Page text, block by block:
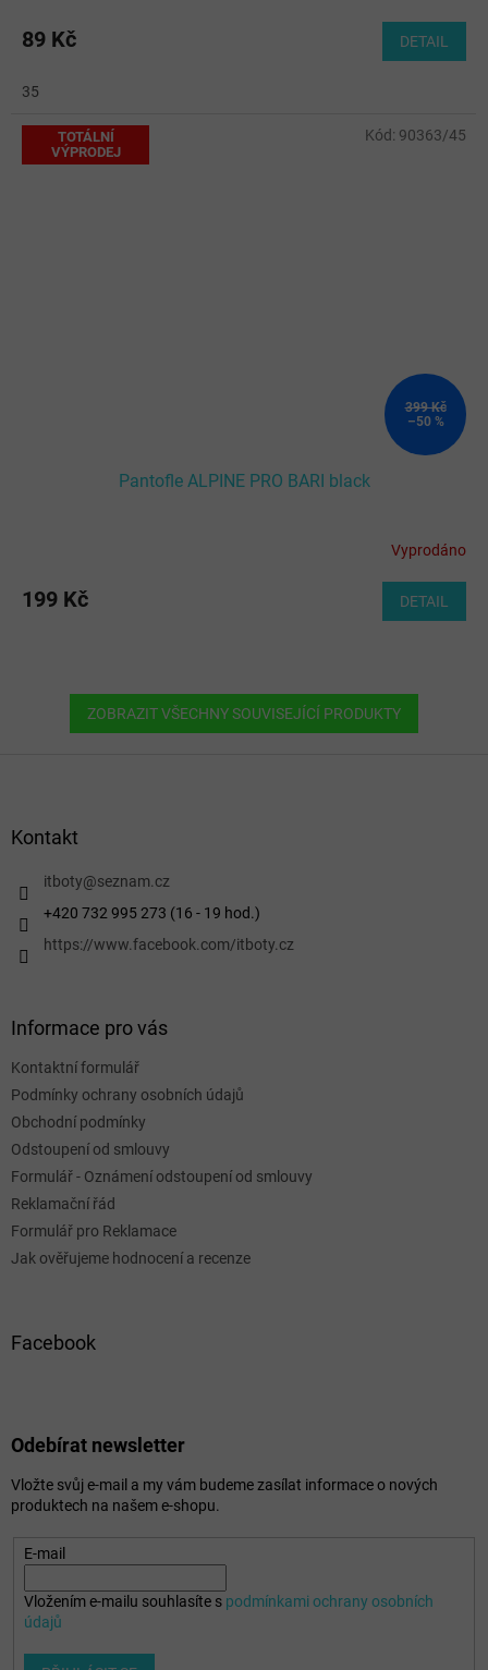
89 Kč DETAIL
35
TOTÁLNÍ
VÝPRODEJ
399 Kč
–50 %
Pantofle ALPINE PRO BARI black
Vyprodáno
199 Kč DETAIL
Kód: 90363/45
ZOBRAZIT VŠECHNY SOUVISEJÍCÍ PRODUKTY
Kontakt
itboty@seznam.cz
+420 732 995 273 (16 - 19 hod.)
https://www.facebook.com/itboty.cz
Informace pro vás
Kontaktní formulář
Podmínky ochrany osobních údajů
Obchodní podmínky
Odstoupení od smlouvy
Formulář - Oznámení odstoupení od smlouvy
Reklamační řád
Formulář pro Reklamace
Jak ověřujeme hodnocení a recenze
Facebook
Odebírat newsletter
Vložte svůj e-mail a my vám budeme zasílat informace o nových
produktech na našem e-shopu.
E-mail
Vložením e-mailu souhlasíte s podmínkami ochrany osobních
údajů